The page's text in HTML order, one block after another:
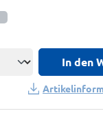
In den